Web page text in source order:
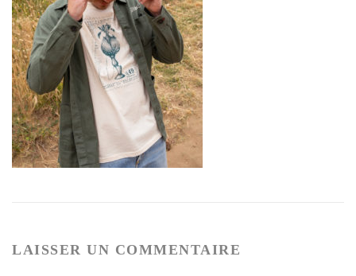
LAISSER UN COMMENTAIRE